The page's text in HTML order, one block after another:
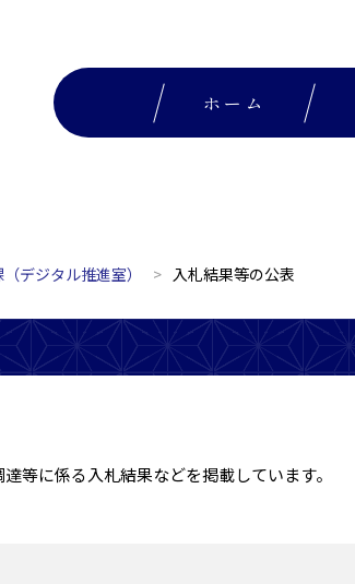
ホーム
デジタル推進室） 入札結果等の公表
達等に係る入札結果などを掲載しています。